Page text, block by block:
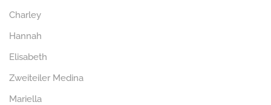
Charley
Hannah
Elisabeth
Zweiteiler Medina
Mariella